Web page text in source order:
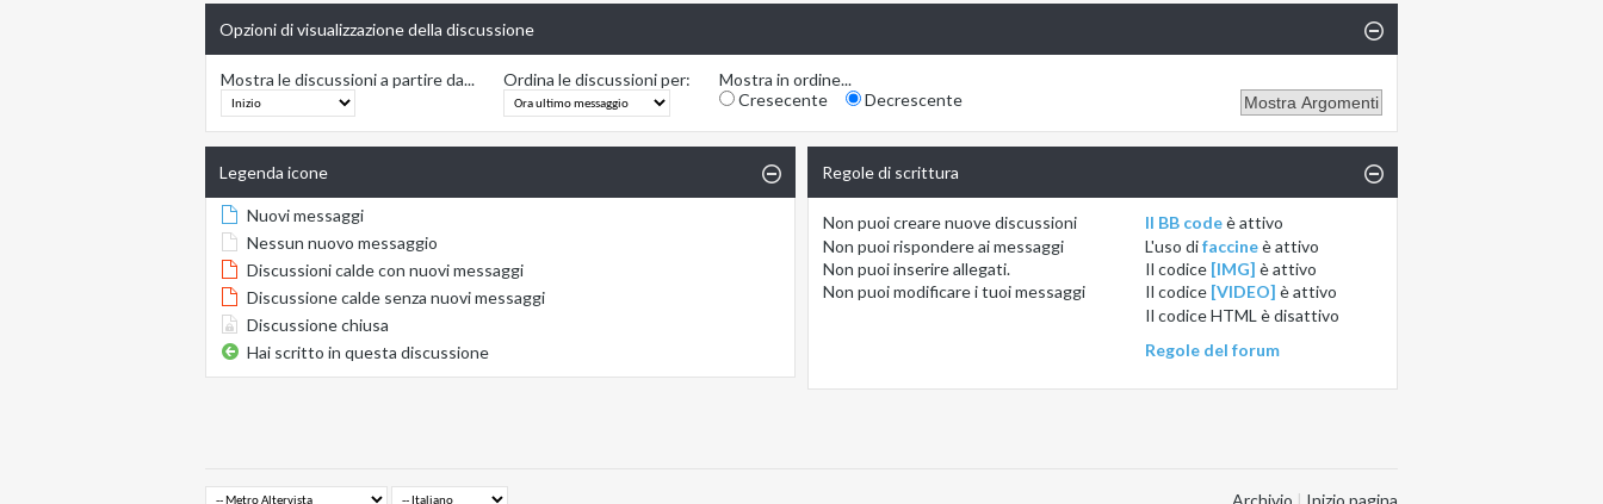
Opzioni di visualizzazione della discussione
Mostra le discussioni a partire da... Ordina le discussioni per:
Mostra in ordine...
Cresecente
Decrescente
Legenda icone
Nuovi messaggi
Nessun nuovo messaggio
Discussioni calde con nuovi messaggi
Discussione calde senza nuovi messaggi
Discussione chiusa
Hai scritto in questa discussione
Regole di scrittura
Non puoicreare nuove discussioni
Non puoirispondere ai messaggi
Non puoiinserire allegati.
Non puoimodificare i tuoi messaggi
Il BB codeèattivo
L'uso difaccineèattivo
Il codice [IMG] èattivo
Il codice [VIDEO] èattivo
Il codice HTML èdisattivo
Regole del forum
Archivio | Inizio pagina